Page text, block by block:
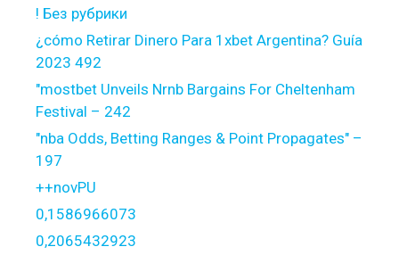
! Без рубрики
¿cómo Retirar Dinero Para 1xbet Argentina? Guía
2023 492
"mostbet Unveils Nrnb Bargains For Cheltenham
Festival – 242
"nba Odds, Betting Ranges & Point Propagates" –
197
++novPU
0,1586966073
0,2065432923